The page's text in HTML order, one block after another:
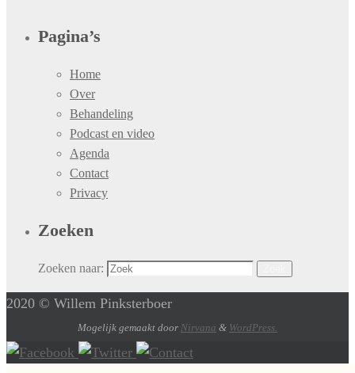
Pagina’s
Home
Over
Behandeling
Podcast en video
Agenda
Contact
Privacy
Zoeken
Zoeken naar:
2020 © Willem Pinksterboer
Mogelijk gemaakt door Nirvana & WordPress.